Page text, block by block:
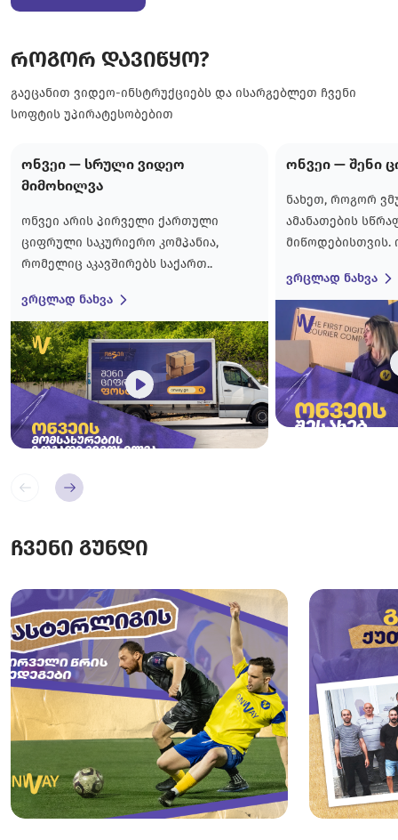
როგორ დავიწყო?
გაეცანით ვიდეო-ინსტრუქციებს და ისარგებლეთ ჩვენი
სოფტის უპირატესობებით
ონვეი — სრული ვიდეო
მიმოხილვა
ონვეი არის პირველი ქართული
ციფრული საკურიერო კომპანია,
რომელიც აკავშირებს საქართ..
ვრცლად ნახვა
ონვეი — შენი
ნახეთ, როგორ
ამანათების
მიწოდებისთვის.
ვრცლად ნახვა
ჩვენი გუნდი